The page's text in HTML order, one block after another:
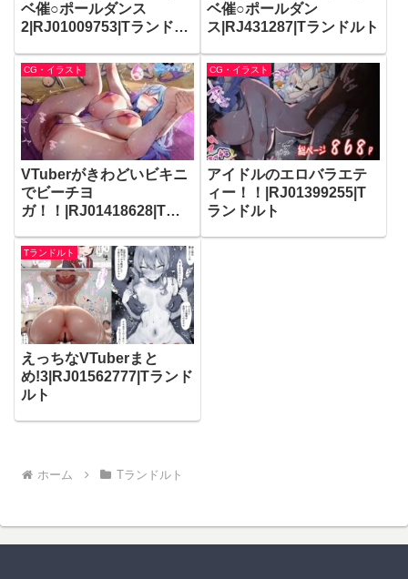
ベ催○ポールダンス
2|RJ01009753|Tランドル
ベ催○ポールダン
ス|RJ431287|Tランドルト
CG・イラスト
VTuberがきわどいビキニ
でビーチヨ
ガ！！|RJ01418628|Tラ
CG・イラスト
アイドルのエロバラエテ
ィー！！|RJ01399255|T
ランドルト
Tランドルト
えっちなVTuberまと
め!3|RJ01562777|Tランド
ルト
ホーム Tランドルト